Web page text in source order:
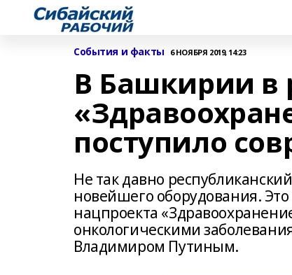
События и факты 6 НОЯБРЯ 2019, 14:23
В Башкирии в
поступило
Не так давно
новейшего оборудования.
нацпроекта
онкологическими
Владимиром Путиным.